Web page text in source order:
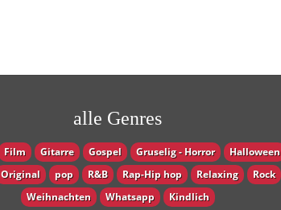
alle Genres
Film Gitarre Gospel Gruselig - Horror Halloween
Original pop R&B Rap-Hip hop Relaxing Rock
Weihnachten
Whatsapp Кindlich